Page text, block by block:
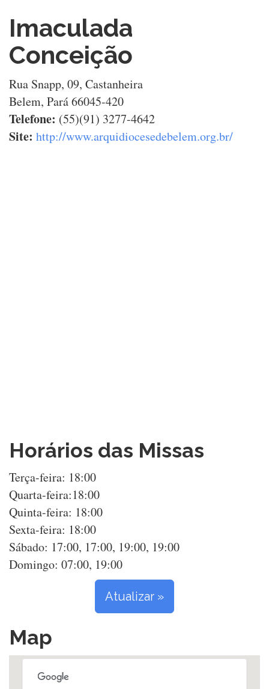
Imaculada
Conceição
Rua Snapp, 09, Castanheira
Belem, Pará 66045-420
Telefone: (55)(91) 3277-4642
Site: http://www.arquidiocesedebelem.org.br/
Horários das Missas
Terça-feira: 18:00
Quarta-feira:18:00
Quinta-feira: 18:00
Sexta-feira: 18:00
Sábado: 17:00, 17:00, 19:00, 19:00
Domingo: 07:00, 19:00
Atualizar »
Map